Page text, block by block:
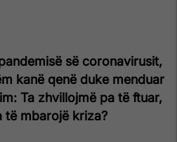
së coronavirusit,
kanë qenë duke menduar
Ta zhvillojmë pa të ftuar,
të mbarojë kriza?